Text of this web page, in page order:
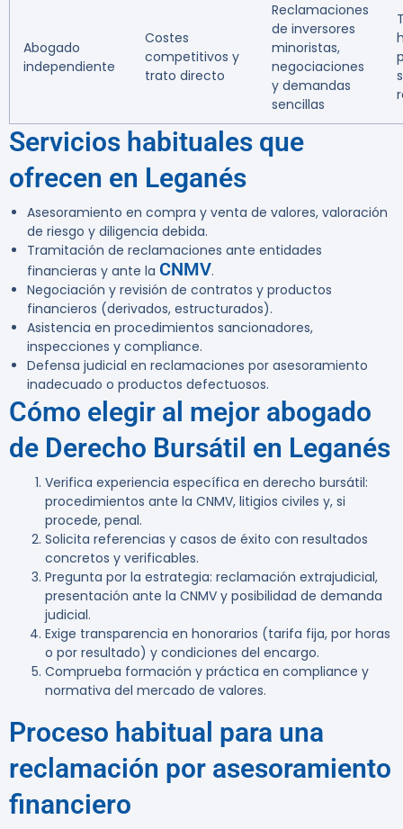
Abogado
independiente
Costes
competitivos y
trato directo
Reclamaciones
de inversores
minoristas,
negociaciones
y demandas
sencillas
Servicios habituales que
ofrecen en Leganés
Asesoramiento en compra y venta de valores, valoración
de riesgo y diligencia debida.
Tramitación de reclamaciones ante entidades
financieras y ante la CNMV.
Negociación y revisión de contratos y productos
financieros (derivados, estructurados).
Asistencia en procedimientos sancionadores,
inspecciones y compliance.
Defensa judicial en reclamaciones por asesoramiento
inadecuado o productos defectuosos.
Cómo elegir al mejor abogado
de Derecho Bursátil en Leganés
Verifica experiencia específica en derecho bursátil:
procedimientos ante la CNMV, litigios civiles y, si
procede, penal.
Solicita referencias y casos de éxito con resultados
concretos y verificables.
Pregunta por la estrategia: reclamación extrajudicial,
presentación ante la CNMV y posibilidad de demanda
judicial.
Exige transparencia en honorarios (tarifa fija, por horas
o por resultado) y condiciones del encargo.
Comprueba formación y práctica en compliance y
normativa del mercado de valores.
Proceso habitual para una
reclamación por asesoramiento
financiero